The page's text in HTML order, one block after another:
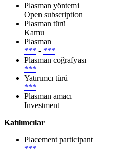
Plasman yöntemi
Open subscription
Plasman türü
Kamu
Plasman
*** - ***
Plasman coğrafyası
***
Yatırımcı türü
***
Plasman amacı
Investment
Katılımcılar
Placement participant
***